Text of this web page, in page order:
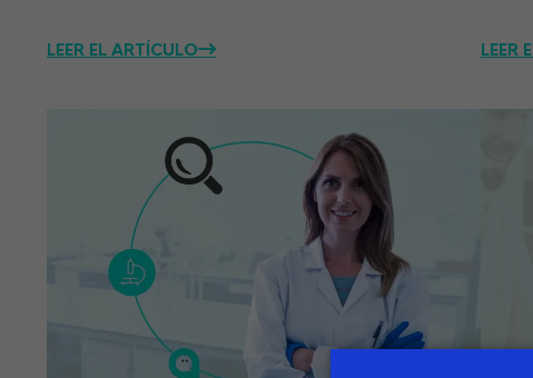
LEER EL ARTÍCULO LEER